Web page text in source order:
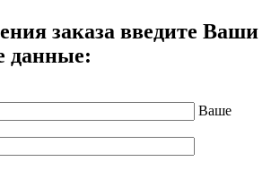
заказа введите Ваши
данные:
Ваше